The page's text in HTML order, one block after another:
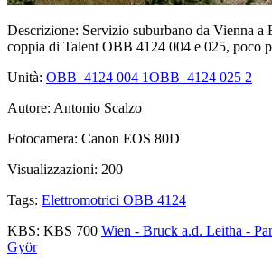
Descrizione: Servizio suburbano da Vienna a
coppia di Talent OBB 4124 004 e 025, poco
Unità: OBB_4124 004 1OBB_4124 025 2
Autore: Antonio Scalzo
Fotocamera: Canon EOS 80D
Visualizzazioni: 200
Tags: Elettromotrici OBB 4124
KBS: KBS 700 Wien - Bruck a.d. Leitha -
Györ